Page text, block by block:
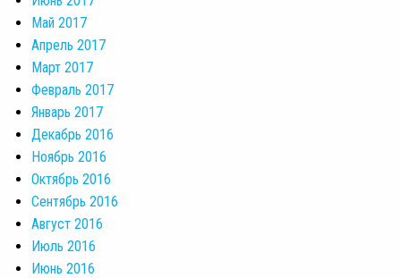
Май 2017
Апрель 2017
Март 2017
Февраль 2017
Январь 2017
Декабрь 2016
Ноябрь 2016
Октябрь 2016
Сентябрь 2016
Август 2016
Июль 2016
Июнь 2016